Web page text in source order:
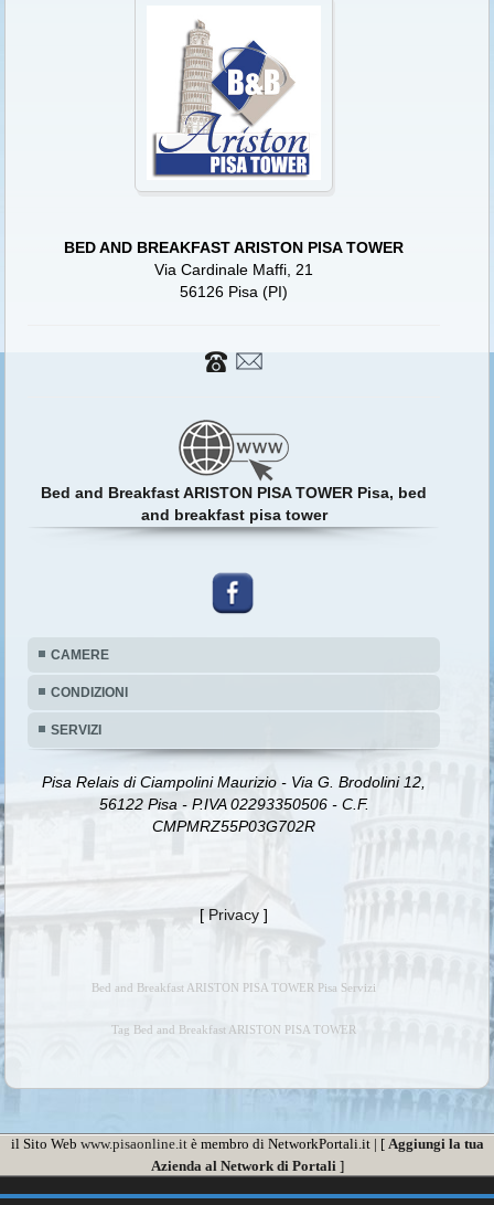
BED AND BREAKFAST ARISTON PISA TOWER
Via Cardinale Maffi, 21
56126 Pisa (PI)
Bed and Breakfast ARISTON PISA TOWER Pisa, bed
and breakfast pisa tower
CAMERE
CONDIZIONI
SERVIZI
Pisa Relais di Ciampolini Maurizio - Via G. Brodolini 12,
56122 Pisa - P.IVA 02293350506 - C.F.
CMPMRZ55P03G702R
[Privacy ]
Bed and Breakfast ARISTON PISA TOWER Pisa Servizi
Tag Bed and Breakfast ARISTON PISA TOWER
il Sito Web www.pisaonline.itè membro di NetworkPortali.it | [ Aggiungi la tua
Azienda al Network di Portali]